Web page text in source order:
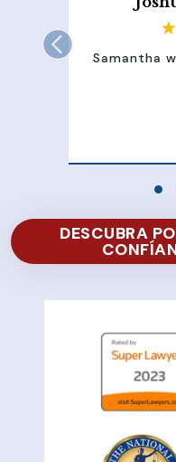
Samantha
DESCUBRA